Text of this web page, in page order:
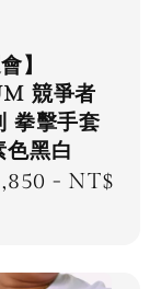
】
競爭者
拳擊手套
色黑白
- NT$